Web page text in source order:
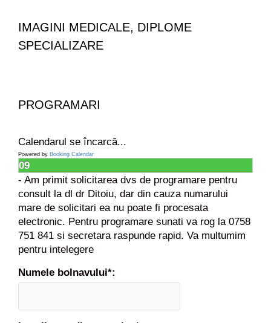
i
m
i
i
c
t
e
c
e
a
a
IMAGINI MEDICALE, DIPLOME
SPECIALIZARE
PROGRAMARI
Calendarul se încarcă...
Powered by Booking Calendar
09
- Am primit solicitarea dvs de programare pentru
consult la dl dr Ditoiu, dar din cauza numarului
mare de solicitari ea nu poate fi procesata
electronic. Pentru programare sunati va rog la 0758
751 841 si secretara raspunde rapid. Va multumim
pentru intelegere
Numele bolnavului*: